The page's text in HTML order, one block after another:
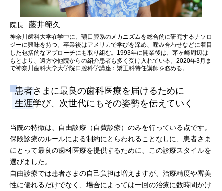
院長 藤井範久
神奈川歯科大学在学中に、顎口腔系のメカニズムを総合的に研究するナソロ
ジーに興味を持つ。卒業後はアメリカで学びを深め、噛み合わせなどに着目
した包括的なアプローチにも取り組む。1993年に開業後は、茅ヶ崎周辺は
もとより、遠方や他院からの紹介患者も多く受け入れている。2020年3月ま
で神奈川歯科大学大学院口腔科学講座：矯正科特任講師を務める。
患者さまに最良の歯科医療を届けるために
生涯学び、次世代にもその姿勢を伝えていく
当院の特徴は、自由診療（自費診療）のみを行っている点です。
保険診療のルールによる制約にとらわれることなしに、患者さま
にとって最良の歯科医療を提供するために、この診療スタイルを
選びました。
自由診療では患者さまの自己負担は増えますが、治療精度や審美
性に優れるだけでなく、場合によっては一回の治療に数時間かけ